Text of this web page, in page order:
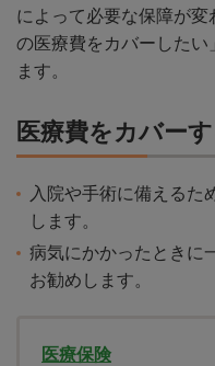
によって必要な保障が
の医療費をカバーした
ます。
医療費をカバー
入院や手術に備えるた
します。
病気にかかったときに
お勧めします。
医療保険